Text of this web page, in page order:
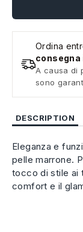
Ordina
consegna
A causa di
sono
DESCRIPTION
Eleganza e
pelle marrone.
tocco di stile ai
comfort e il